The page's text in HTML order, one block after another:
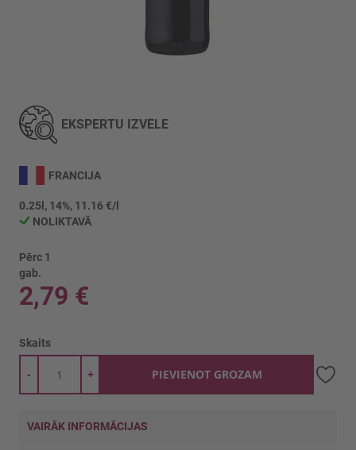
uz
galerijas
sākumu
EKSPERTU IZVĒLE
FRANCIJA
0.25l, 14%, 11.16 €/l
NOLIKTAVĀ
Pērc 1
gab.
2,79 €
Skaits
+
- PIEVIENOT GROZAM
VAIRĀK INFORMĀCIJAS